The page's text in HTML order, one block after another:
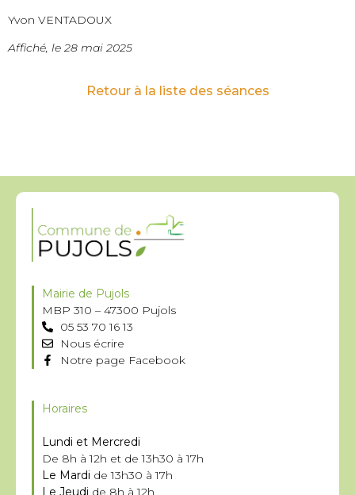
Yvon VENTADOUX
Affiché, le 28 mai 2025
Retour à la liste des séances
Mairie de Pujols
MBP 310 – 47300 Pujols
05 53 70 16 13
Nous écrire
Notre page Facebook
Horaires
Lundi et Mercredi
De 8h à 12h et de 13h30 à 17h
Le Mardi de 13h30 à 17h
Le Jeudi de 8h à 12h